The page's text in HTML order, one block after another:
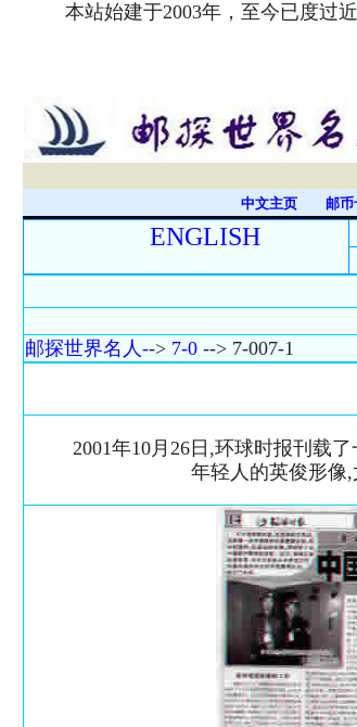
本站始建于2003年，至今已度过
中文主页 邮币
ENGLISH
邮探世界名人-->7-0 --> 7-007-1
2001年10月26日,环球时报刊载了
年轻人的英俊形像